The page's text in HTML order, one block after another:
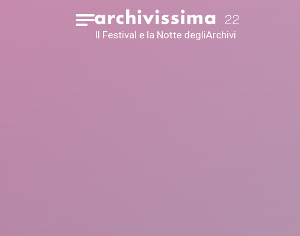
Home page
Il Festival e la Notte degliArchivi
Apri il menu